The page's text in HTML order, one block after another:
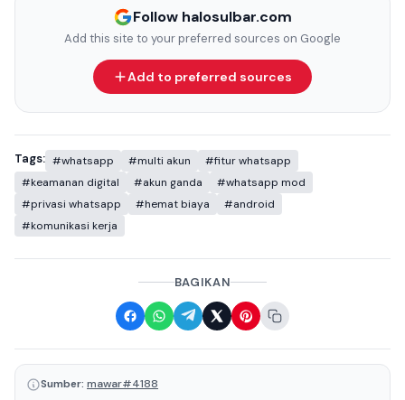
Follow halosulbar.com
Add this site to your preferred sources on Google
Add to preferred sources
Tags: #whatsapp #multi akun
#fitur whatsapp
#keamanan digital
#akun ganda
#whatsapp mod
#privasi whatsapp
#hemat biaya
#android
#komunikasi kerja
BAGIKAN
Sumber: mawar#4188